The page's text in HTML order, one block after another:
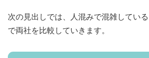
次の見出しでは、人混みで混雑してい
で両社を比較していきます。